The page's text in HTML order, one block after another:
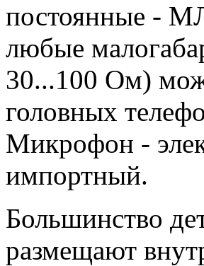
постоянные -
любые
30...100 Ом)
головных
Микрофон -
импортный.
Большинство
размещают